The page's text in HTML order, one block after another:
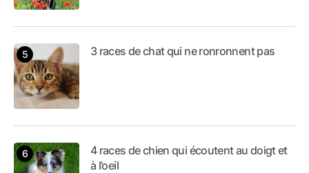
3 races de chat qui ne ronronnent pas
4 races de chien qui écoutent au doigt et
à l’oeil